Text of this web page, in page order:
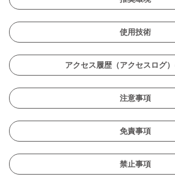
使用技術
アクセス履歴（アクセスログ
注意事項
免責事項
禁止事項